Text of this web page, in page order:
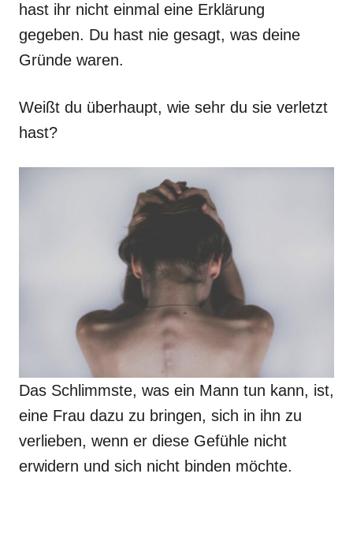
hast ihr nicht einmal eine Erklärung
gegeben. Du hast nie gesagt, was deine
Gründe waren.
Weißt du überhaupt, wie sehr du sie verletzt
hast?
Das Schlimmste, was ein Mann tun kann, ist,
eine Frau dazu zu bringen, sich in ihn zu
verlieben, wenn er diese Gefühle nicht
erwidern und sich nicht binden möchte.